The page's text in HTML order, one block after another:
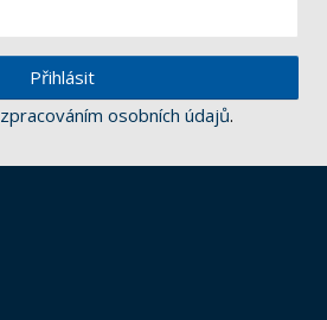
Přihlásit
zpracováním osobních údajů.